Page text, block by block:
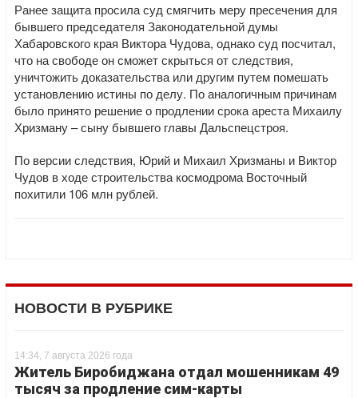
Ранее защита просила суд смягчить меру пресечения для
бывшего председателя Законодательной думы
Хабаровского края Виктора Чудова, однако суд посчитал,
что на свободе он сможет скрыться от следствия,
уничтожить доказательства или другим путем помешать
установлению истины по делу. По аналогичным причинам
было принято решение о продлении срока ареста Михаилу
Хризману – сыну бывшего главы Дальспецстроя.
По версии следствия, Юрий и Михаил Хризманы и Виктор
Чудов в ходе строительства космодрома Восточный
похитили 106 млн рублей.
НОВОСТИ В РУБРИКЕ
14:34, 7 августа 2026 года
Житель Биробиджана отдал мошенникам 49
тысяч за продление сим-карты